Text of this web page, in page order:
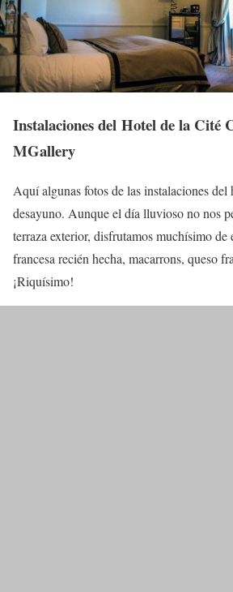
Instalaciones del Hotel de la Cité
MGallery
Aquí algunas fotos de las instalaciones del
desayuno. Aunque el día lluvioso no nos
terraza exterior, disfrutamos muchísimo de
francesa recién hecha, macarrons, queso
¡Riquísimo!